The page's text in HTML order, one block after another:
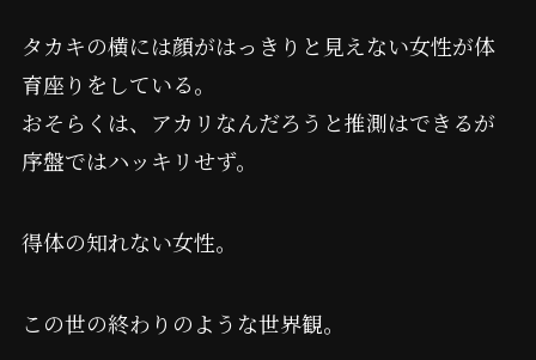
タカキの横には顔がはっきりと見えない女性が体
育座りをしている。
おそらくは、アカリなんだろうと推測はできるが
序盤ではハッキリせず。
得体の知れない女性。
この世の終わりのような世界観。